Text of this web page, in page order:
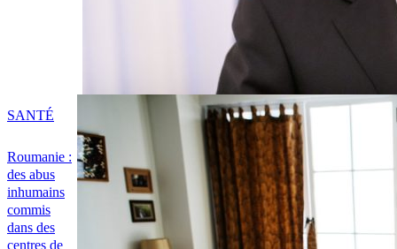
Roumanie :
des abus
inhumains
commis
dans des
centres de
SANTÉ